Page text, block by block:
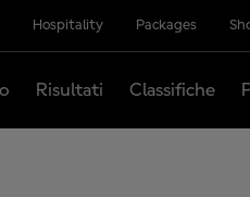
Hospitality Packages
Risultati Classifiche